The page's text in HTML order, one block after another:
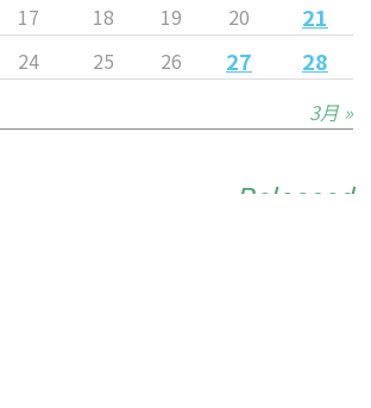
17 18 19 20
21
24 25 26 27 28
3月 »
Released